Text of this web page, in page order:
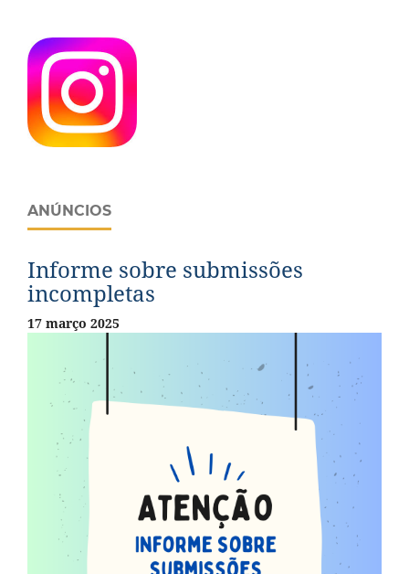
ANÚNCIOS
Informe sobre submissões
incompletas
17 março 2025